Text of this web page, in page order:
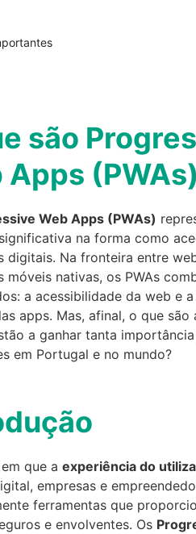
são
Apps
Web Apps (PWAs)
na forma como
digitais. Na fronteira entre
móveis nativas, os PWAs
a acessibilidade da web e
apps. Mas, afinal, o que são
a ganhar tanta
em Portugal e no mundo?
que a experiência do
empresas e
ferramentas que
e envolventes. Os